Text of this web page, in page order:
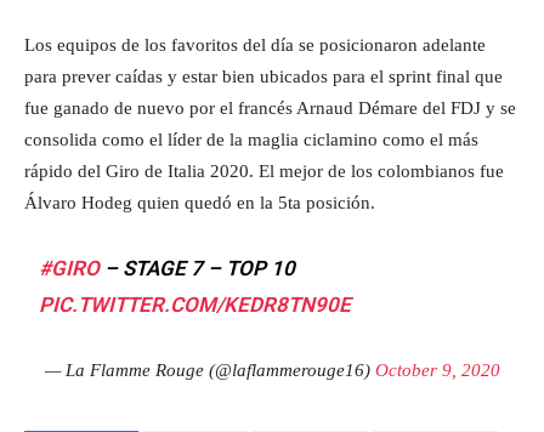
Los equipos de los favoritos del día se posicionaron adelante
para prever caídas y estar bien ubicados para el sprint final que
fue ganado de nuevo por el francés Arnaud Démare del FDJ y se
consolida como el líder de la maglia ciclamino como el más
rápido del Giro de Italia 2020. El mejor de los colombianos fue
Álvaro Hodeg quien quedó en la 5ta posición.
#GIRO– STAGE 7 – TOP 10
PIC.TWITTER.COM/KEDR8TN90E
— La Flamme Rouge (@laflammerouge16) October 9, 2020